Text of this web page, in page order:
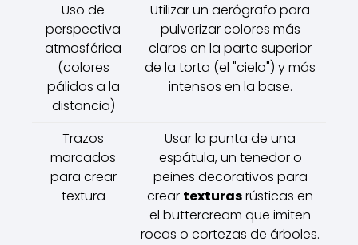
Uso de
perspectiva
atmosférica
(colores
pálidos a la
distancia)
Utilizar un aerógrafo para
pulverizar colores más
claros en la parte superior
de la torta (el "cielo") y más
intensos en la base.
Trazos
marcados
para crear
textura
Usar la punta de una
espátula, un tenedor o
peines decorativos para
crear texturasrústicas en
el buttercream que imiten
rocas o cortezas de árboles.